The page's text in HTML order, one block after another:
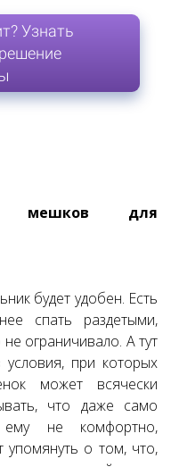
Узнать
мешков для
будет удобен. Есть
спать раздетыми,
ограничивало. А тут
при которых
может всячески
что даже само
не комфортно,
о том, что,